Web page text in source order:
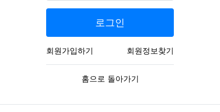
로그인
회원가입하기 회원정보찾기
홈으로 돌아가기